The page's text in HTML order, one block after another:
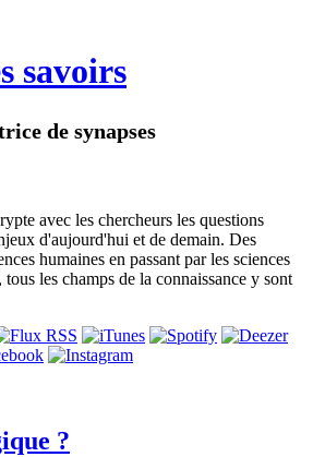
savoirs
de synapses
avec les chercheurs les questions
d'aujourd'hui et de demain. Des
humaines en passant par les sciences
les champs de la connaissance y sont
?